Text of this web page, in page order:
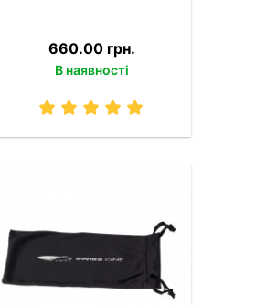
660.00 грн.
В наявності